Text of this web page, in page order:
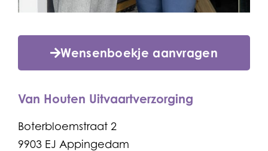
Wensenboekje aanvragen
Van Houten Uitvaartverzorging
Boterbloemstraat 2
9903 EJ Appingedam